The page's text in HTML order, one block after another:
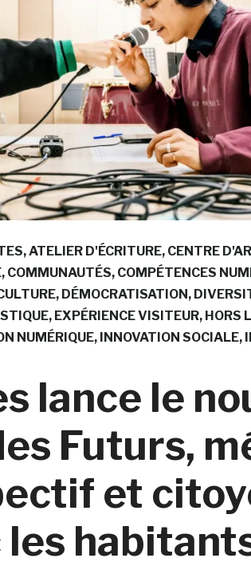
ATELIER D'ÉCRITURE CENTRE
COMMUNAUTÉS COMPÉTENCES
DÉMOCRATISATION
EXPÉRIENCE VISITEUR HORS
NUMÉRIQUE INNOVATION SOCIALE
lance le
Futurs,
et